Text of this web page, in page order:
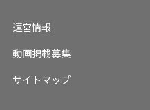
運営情報
動画掲載募集
サイトマップ